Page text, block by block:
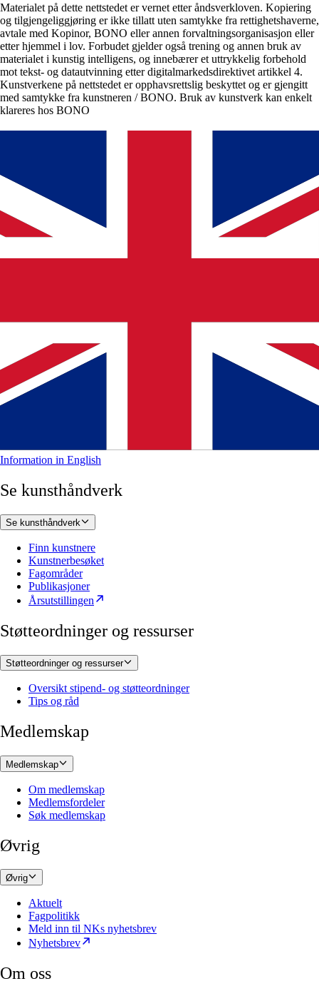
Materialet på dette nettstedet er vernet etter åndsverkloven. Kopiering
og tilgjengeliggjøring er ikke tillatt uten samtykke fra rettighetshaverne,
avtale med Kopinor, BONO eller annen forvaltningsorganisasjon eller
etter hjemmel i lov. Forbudet gjelder også trening og annen bruk av
materialet i kunstig intelligens, og innebærer et uttrykkelig forbehold
mot tekst- og datautvinning etter digitalmarkedsdirektivet artikkel 4.
Kunstverkene på nettstedet er opphavsrettslig beskyttet og er gjengitt
med samtykke fra kunstneren / BONO. Bruk av kunstverk kan enkelt
klareres hos BONO
Information in English
Se kunsthåndverk
Se kunsthåndverk
Finn kunstnere
Kunstnerbesøket
Fagområder
Publikasjoner
Årsutstillingen
Støtteordninger og ressurser
Støtteordninger og ressurser
Oversikt stipend- og støtteordninger
Tips og råd
Medlemskap
Medlemskap
Om medlemskap
Medlemsfordeler
Søk medlemskap
Øvrig
Øvrig
Aktuelt
Fagpolitikk
Meld inn til NKs nyhetsbrev
Nyhetsbrev
Om oss